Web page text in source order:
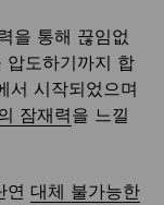
을 통해 끊임없
압도하기까지 합
서 시작되었으며
잠재력을 느낄
연 대체 불가능한